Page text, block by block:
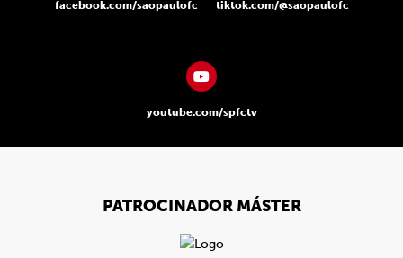
facebook.com/saopaulofc tiktok.com/@saopaulofc
youtube.com/spfctv
PATROCINADOR MÁSTER